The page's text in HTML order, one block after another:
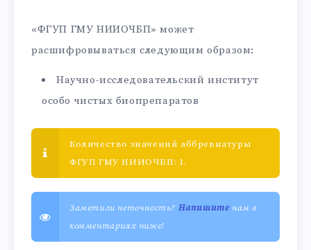
«ФГУП ГМУ НИИОЧБП» может
расшифровываться следующим образом:
Научно-исследовательский институт
особо чистых биопрепаратов
Количество значений аббревиатуры
ФГУП ГМУ НИИОЧБП: 1.
Заметили неточность? Напишитенам в
комментариях ниже!